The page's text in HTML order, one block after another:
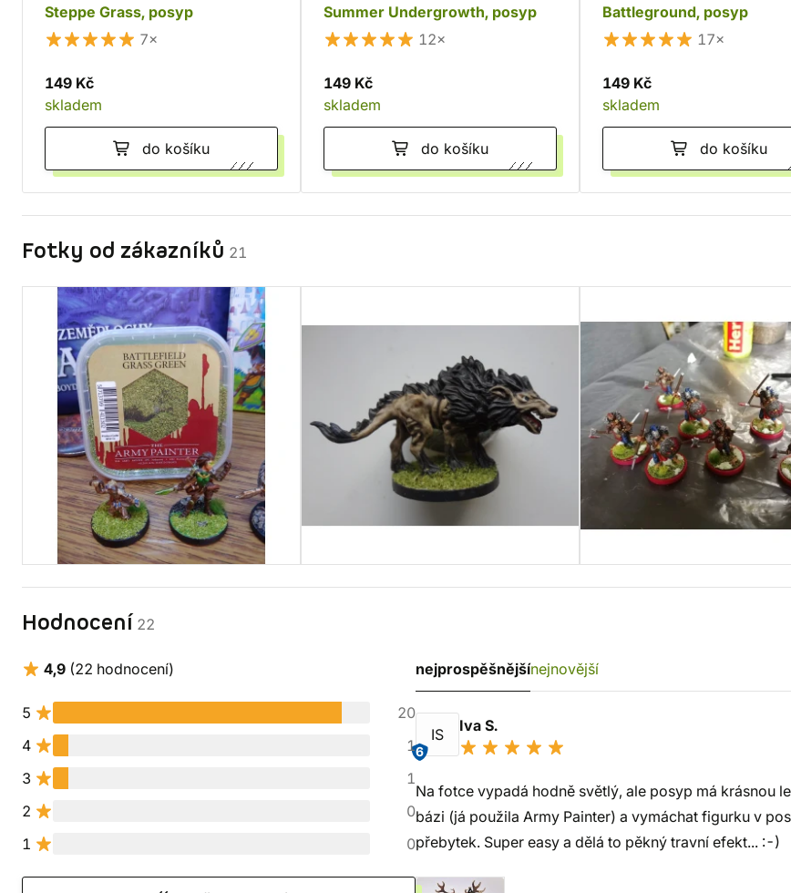
Steppe Grass, posyp
7×
149 Kč
skladem
do košíku
Summer Undergrowth, posyp
12×
149 Kč
skladem
do košíku
Battleground, posyp
17×
149 Kč
skladem
do košíku
Fotky od zákazníků 21
Hodnocení 22
4,9 (22 hodnocení)
5
20
4
1
3
1
2
0
1
0
nejprospěšnějšínejnovější
IS
6
Iva S.
Na fotce vypadá hodně světlý, ale posyp má krásnou
bázi (já použila Army Painter) a vymáchat figurku v
přebytek. Super easy a dělá to pěkný travní efekt... :-)